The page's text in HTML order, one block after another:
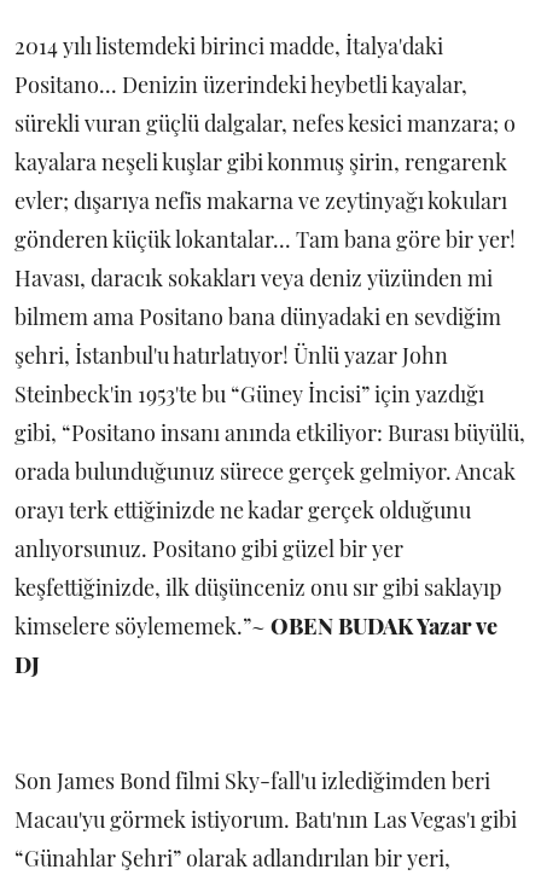
2014 yılı listemdeki birinci madde, İtalya'daki
Positano... Denizin üzerindeki heybetli kayalar,
sürekli vuran güçlü dalgalar, nefes kesici manzara; o
kayalara neşeli kuşlar gibi konmuş şirin, rengarenk
evler; dışarıya nefis makarna ve zeytinyağı kokuları
gönderen küçük lokantalar... Tam bana göre bir yer!
Havası, daracık sokakları veya deniz yüzünden mi
bilmem ama Positano bana dünyadaki en sevdiğim
şehri, İstanbul'u hatırlatıyor! Ünlü yazar John
Steinbeck'in 1953'te bu “Güney İncisi” için yazdığı
gibi, “Positano insanı anında etkiliyor: Burası büyülü,
orada bulunduğunuz sürece gerçek gelmiyor. Ancak
orayı terk ettiğinizde ne kadar gerçek olduğunu
anlıyorsunuz. Positano gibi güzel bir yer
keşfettiğinizde, ilk düşünceniz onu sır gibi saklayıp
kimselere söylememek.”~ OBEN BUDAK Yazar ve
DJ
Son James Bond filmi Sky-fall'u izlediğimden beri
Macau'yu görmek istiyorum. Batı'nın Las Vegas'ı gibi
“Günahlar Şehri” olarak adlandırılan bir yeri,